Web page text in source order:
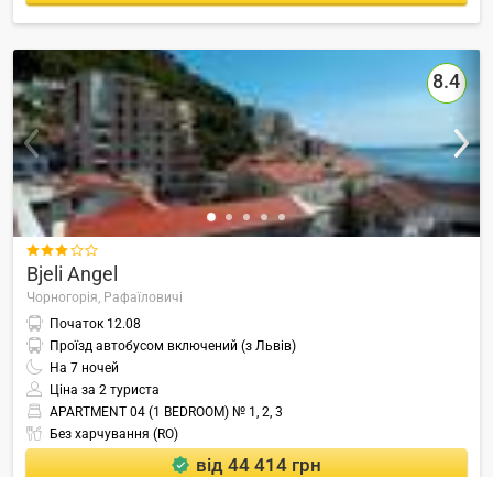
8.4

Bjeli Angel
Чорногорія, Рафаїловичі
Початок 12.08
Проїзд автобусом включений (з Львів)
На 7 ночей
Ціна за 2 туриста
APARTMENT 04 (1 BEDROOM) № 1, 2, 3
Без харчування (RO)
від 44 414 грн